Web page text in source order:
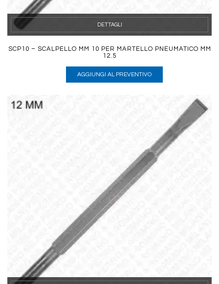
DETTAGLI
SCP10 – SCALPELLO MM 10 PER MARTELLO PNEUMATICO MM
12.5
AGGIUNGI AL PREVENTIVO